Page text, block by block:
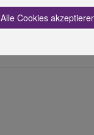
Alle Cookies